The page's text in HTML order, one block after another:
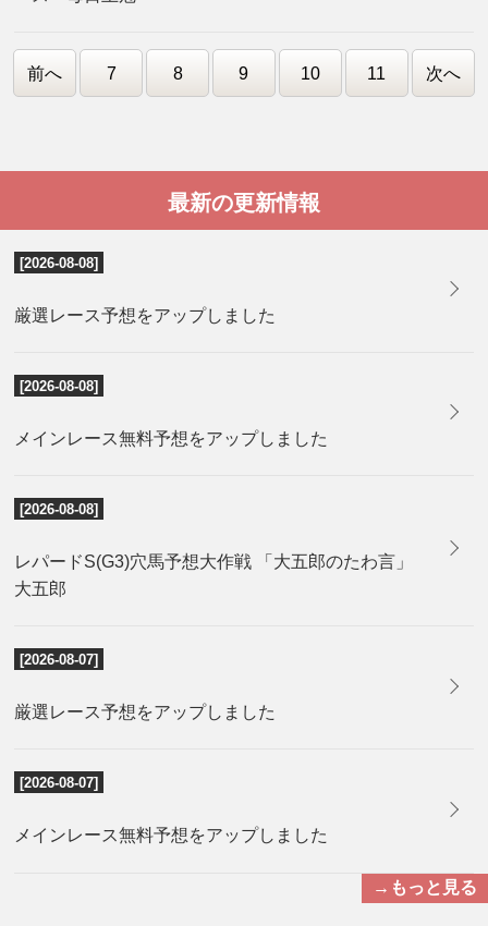
前へ 7 8 9 10 11 次へ
最新の更新情報
[2026-08-08]
厳選レース予想をアップしました
[2026-08-08]
メインレース無料予想をアップしました
[2026-08-08]
レパードS(G3)穴馬予想大作戦 「大五郎のたわ言」
大五郎
[2026-08-07]
厳選レース予想をアップしました
[2026-08-07]
メインレース無料予想をアップしました
→もっと見る